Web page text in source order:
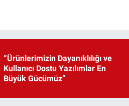
“Ürünlerimizin Dayanıklılığı ve
Kullanıcı Dostu Yazılımlar En
Büyük Gücümüz”